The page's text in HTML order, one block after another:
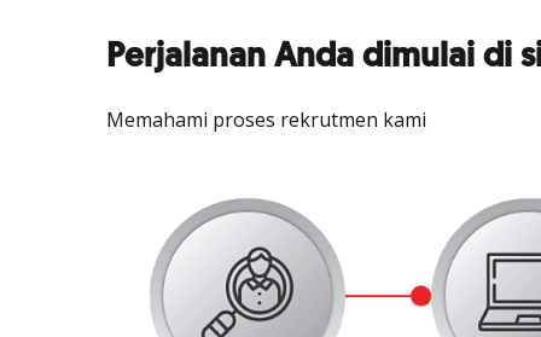
Perjalanan Anda dimulai di
Memahami proses rekrutmen kami